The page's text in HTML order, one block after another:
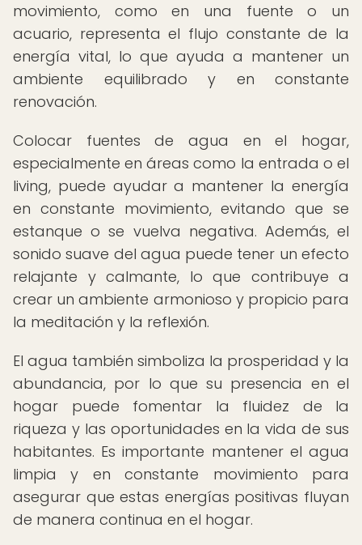
movimiento, como en una fuente o un
acuario, representa el flujo constante de la
energía vital, lo que ayuda a mantener un
ambiente equilibrado y en constante
renovación.
Colocar fuentes de agua en el hogar,
especialmente en áreas como la entrada o el
living, puede ayudar a mantener la energía
en constante movimiento, evitando que se
estanque o se vuelva negativa. Además, el
sonido suave del agua puede tener un efecto
relajante y calmante, lo que contribuye a
crear un ambiente armonioso y propicio para
la meditación y la reflexión.
El agua también simboliza la prosperidad y la
abundancia, por lo que su presencia en el
hogar puede fomentar la fluidez de la
riqueza y las oportunidades en la vida de sus
habitantes. Es importante mantener el agua
limpia y en constante movimiento para
asegurar que estas energías positivas fluyan
de manera continua en el hogar.